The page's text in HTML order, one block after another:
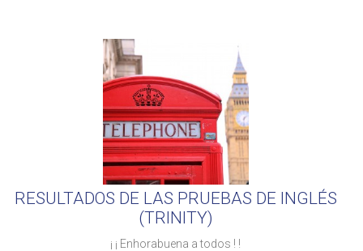
RESULTADOS DE LAS PRUEBAS DE INGLÉS
(TRINITY)
¡ ¡ Enhorabuena a todos ! !